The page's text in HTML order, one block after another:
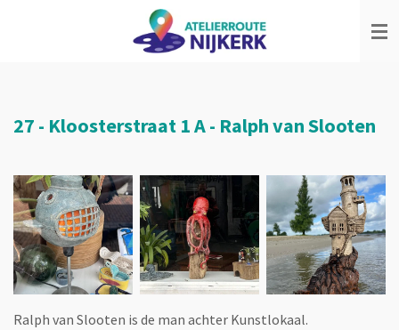
27 - Kloosterstraat 1 A- Ralph van Slooten
Ralph van Slooten is de man achter Kunstlokaal.